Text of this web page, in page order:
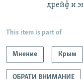
дрейф и
This item is part of
Мнение Крым
ОБРАТИ ВНИМАНИЕ